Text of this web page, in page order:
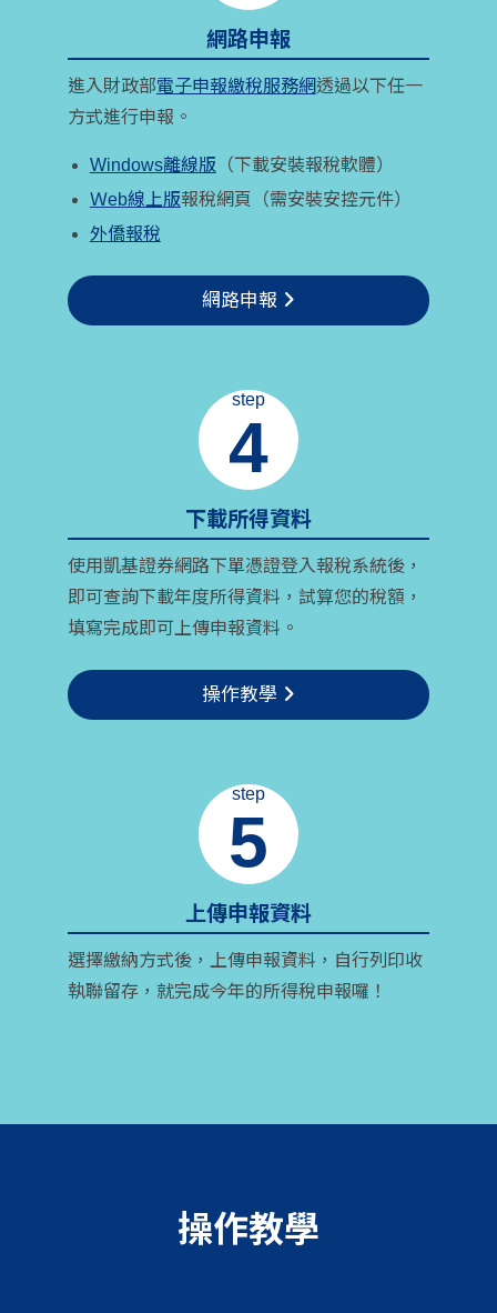
網路申報
進入財政部電子申報繳稅服務網透過以下任一
方式進行申報。
Windows離線版 （下載安裝報稅軟體）
Ｗeb線上版報稅網頁（需安裝安控元件）
外僑報稅
網路申報
step
4
下載所得資料
使用凱基證券網路下單憑證登入報稅系統後，
即可查詢下載年度所得資料，試算您的稅額，
填寫完成即可上傳申報資料。
操作教學
step
5
上傳申報資料
選擇繳納方式後，上傳申報資料，自行列印收
執聯留存，就完成今年的所得稅申報囉！
操作教學